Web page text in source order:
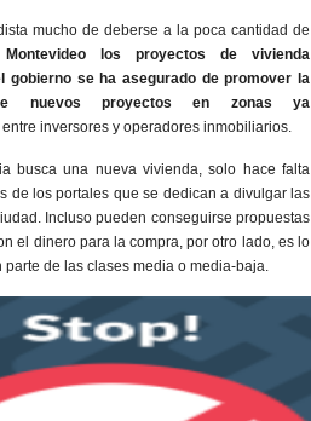
mucho de deberse a la poca cantidad de
Montevideo los proyectos de vivienda
gobierno se ha asegurado de promover la
nuevos proyectos en zonas ya
entre inversores y operadores inmobiliarios.
busca una nueva vivienda, solo hace falta
de los portales que se dedican a divulgar las
Incluso pueden conseguirse propuestas
el dinero para la compra, por otro lado, es lo
de las clases media o media-baja.